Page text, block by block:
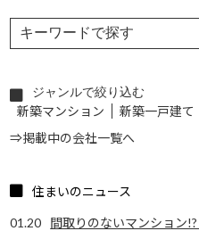
ジャンルで絞り込む
新築マンション 新築一戸建て
⇒掲載中の会社一覧へ
住まいのニュース
01.20
間取りのないマンション